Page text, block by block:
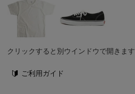
クリックすると別ウインドウで開きます
ご利用ガイド